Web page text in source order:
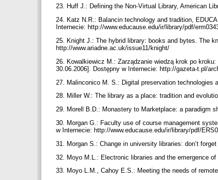
23. Huff J.: Defining the Non-Virtual Library, American
24. Katz N.R.: Balancin technology and tradition,
Internecie: http://www.educause.edu/ir/library/pdf/
25. Knight J.: The hybrid library: books and bytes. The
http://www.ariadne.ac.uk/issue11/knight/
26. Kowalkiewicz M.: Zarządzanie wiedzą krok po
30.06.2006]. Dostępny w Internecie: http://gazeta-t.pl/
27. Malinconico M. S.: Digital preservation
28. Miller W.: The library as a place: tradition and
29. Morell B.D.: Monastery to Marketplace: a paradigm
30. Morgan G.: Faculty use of course management
w Internecie: http://www.educause.edu/ir/library/pdf/
31. Morgan S.: Change in university libraries: don’t
32. Moyo M.L.: Electronic libraries and the emergence
33. Moyo L.M., Cahoy E.S.: Meeting the needs of